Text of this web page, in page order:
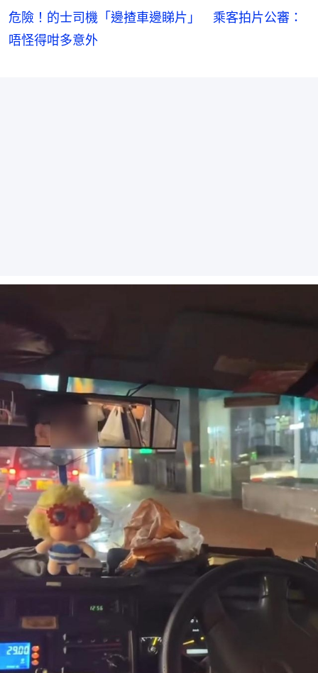
危險！的士司機「邊揸車邊睇片」 乘客拍片公審：
唔怪得咁多意外